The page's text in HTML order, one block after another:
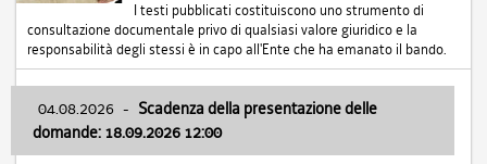
I testi pubblicati costituiscono uno strumento di
consultazione documentale privo di qualsiasi valore giuridico e la
responsabilità degli stessi è in capo all'Ente che ha emanato il bando.
04.08.2026 - Scadenza della presentazione delle
domande: 18.09.2026 12:00